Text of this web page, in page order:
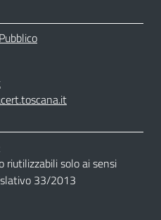
riutilizzabili solo ai sensi
33/2013